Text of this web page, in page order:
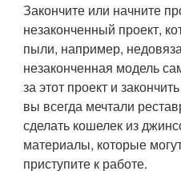
Закончите или начните
незаконченный проект,
пыли, например,
незаконченная модель
за этот проект и
вы всегда мечтали
сделать кошелек из
материалы, которые
приступите к работе.